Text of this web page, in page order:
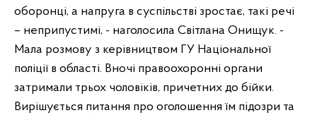
оборонці, а напруга в суспільстві зростає, такі речі
– неприпустимі, - наголосила Світлана Онищук. -
Мала розмову з керівництвом ГУ Національної
поліції в області. Вночі правоохоронні органи
затримали трьох чоловіків, причетних до бійки.
Вирішується питання про оголошення їм підозри та